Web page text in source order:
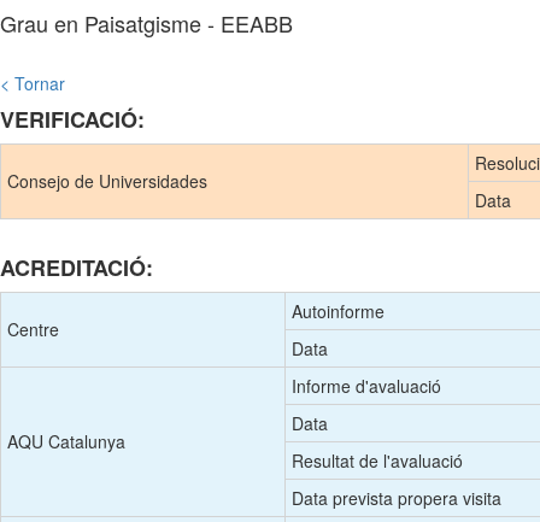
Grau en Paisatgisme - EEABB
< Tornar
VERIFICACIÓ:
Consejo de Universidades
Data
ACREDITACIÓ:
Centre
Autoinforme
Data
AQU Catalunya
Informe d'avaluació
Data
Resultat de l'avaluació
Data prevista propera visita